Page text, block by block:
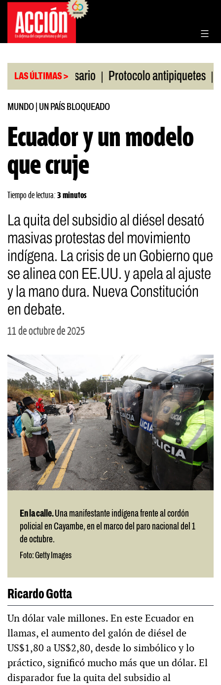
Saltar
contenido
LAS ÚLTIMAS >
de Rosario Protocolo antipiquetes | FATE
MUNDO UN PAÍS BLOQUEADO
Ecuador y un modelo
que cruje
Tiempo de lectura: 3 minutos
La quita del subsidio al diésel desató
masivas protestas del movimiento
indígena. La crisis de un Gobierno que
se alinea con EE.UU. y apela al ajuste
y la mano dura. Nueva Constitución
en debate.
11 de octubre de 2025
En la calle.Una manifestante indígena frente al cordón
policial en Cayambe, en el marco del paro nacional del 1
de octubre.
Foto: Getty Images
Ricardo Gotta
Un dólar vale millones. En este Ecuador en
llamas, el aumento del galón de diésel de
US$1,80 a US$2,80, desde lo simbólico y lo
práctico, significó mucho más que un dólar. El
disparador fue la quita del subsidio al